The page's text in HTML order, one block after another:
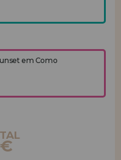
em Como